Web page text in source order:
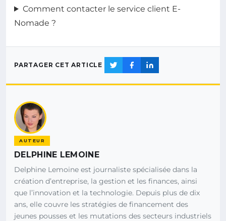
Comment contacter le service client E-
Nomade ?
PARTAGER CET ARTICLE
AUTEUR
DELPHINE LEMOINE
Delphine Lemoine est journaliste spécialisée dans la
création d’entreprise, la gestion et les finances, ainsi
que l’innovation et la technologie. Depuis plus de dix
ans, elle couvre les stratégies de financement des
jeunes pousses et les mutations des secteurs industriels